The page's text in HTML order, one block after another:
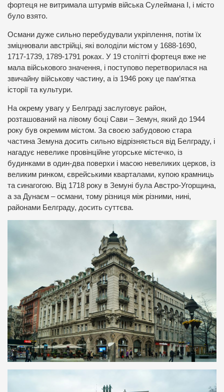
фортеця не витримала штурмів війська Сулеймана І, і місто
було взято.
Османи дуже сильно перебудували укріплення, потім їх
зміцнювали австрійці, які володіли містом у 1688-1690,
1717-1739, 1789-1791 роках. У 19 столітті фортеця вже не
мала військового значення, і поступово перетворилася на
звичайну військову частину, а із 1946 року це пам’ятка
історії та культури.
На окрему увагу у Белграді заслуговує район,
розташований на лівому боці Сави – Земун, який до 1944
року був окремим містом. За своєю забудовою стара
частина Земуна досить сильно відрізняється від Белграду, і
нагадує невелике провінційне угорське містечко, із
будинками в один-два поверхи і масою невеликих церков, із
великим ринком, єврейськими кварталами, купою крамниць
та синагогою. Від 1718 року в Земуні була Австро-Угорщина,
а за Дунаєм – османи, тому різниця між різними, нині,
районами Белграду, досить суттєва.